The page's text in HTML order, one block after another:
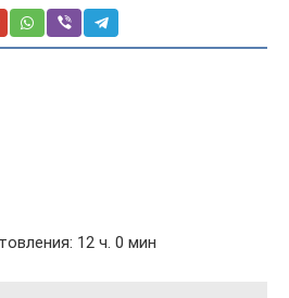
12 ч. 0 мин